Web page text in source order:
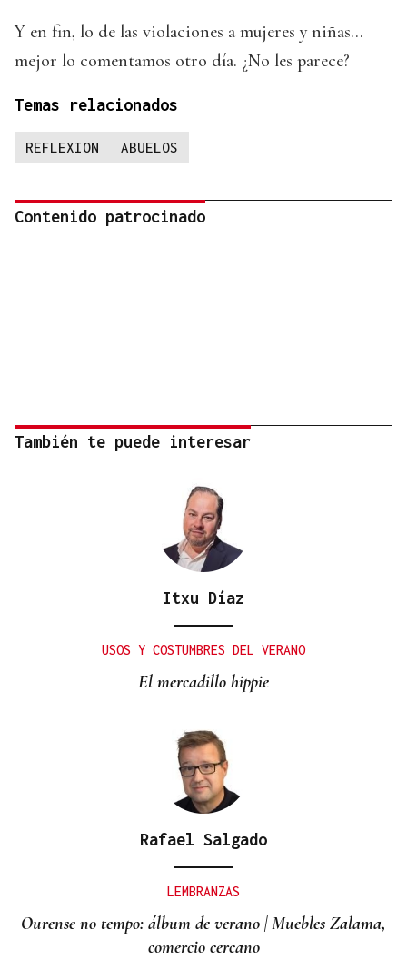
Y en fin, lo de las violaciones a mujeres y niñas…
mejor lo comentamos otro día. ¿No les parece?
Temas relacionados
REFLEXION ABUELOS
Contenido patrocinado
También te puede interesar
Itxu Díaz
USOS Y COSTUMBRES DEL VERANO
El mercadillo hippie
Rafael Salgado
LEMBRANZAS
Ourense no tempo: álbum de verano | Muebles Zalama,
comercio cercano